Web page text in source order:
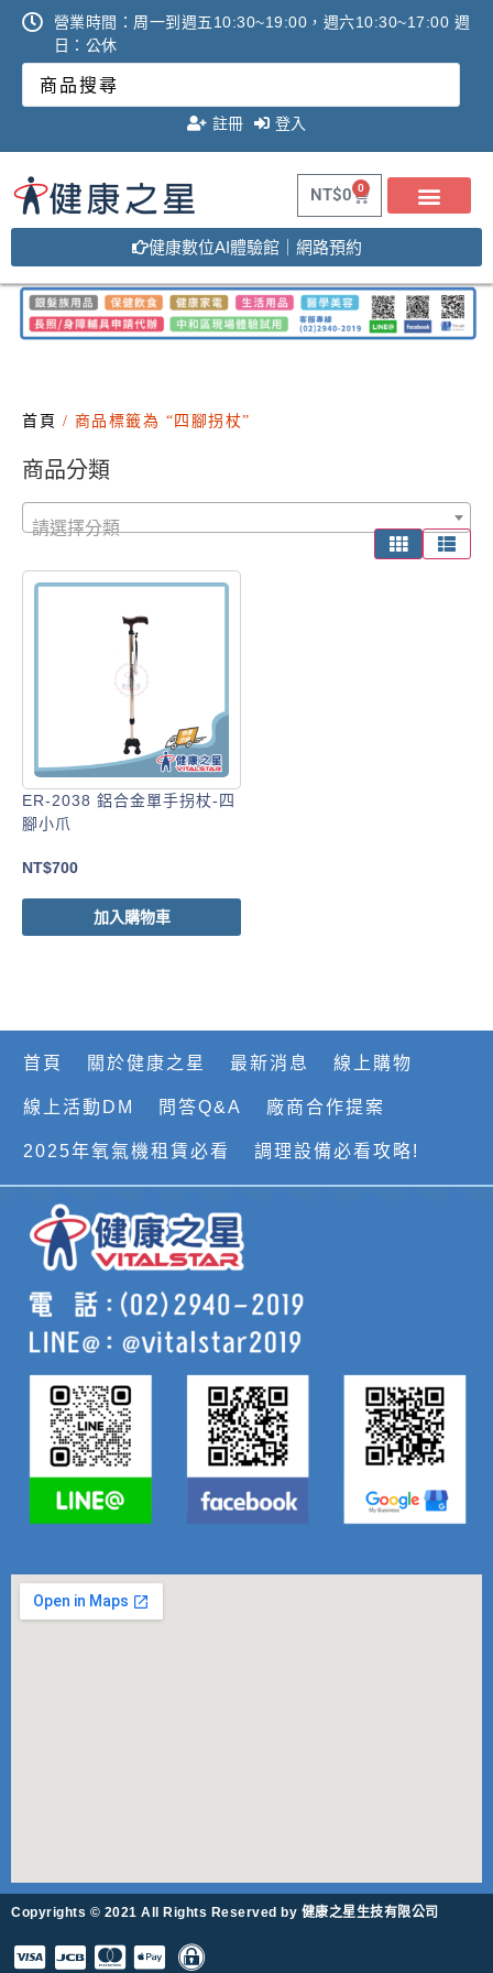
營業時間：周一到週五10:30~19:00，週六10:30~17:00 週
日：公休
註冊 登入
NT$0 0
健康數位AI體驗館｜網路預約
首頁 / 商品標籤為 “四腳拐杖”
商品分類
請選擇分類
ER-2038 鋁合金單手拐杖-四
腳小爪
NT$700
加入購物車
首頁 關於健康之星 最新消息 線上購物
線上活動DM 問答Q&A 廠商合作提案
2025年氧氣機租賃必看 調理設備必看攻略!
Copyrights © 2021 All Rights Reserved by 健康之星生技有限公司